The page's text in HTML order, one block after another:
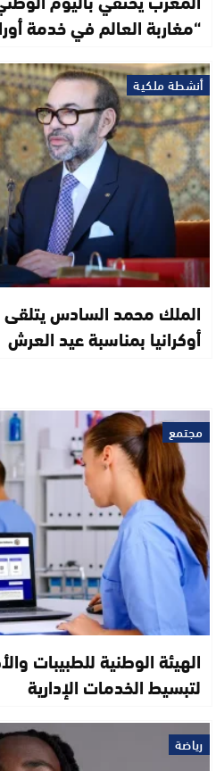
“مغاربة العالم في خدمة أوراش
أنشطة ملكية
الملك محمد السادس يتلقى
أوكرانيا بمناسبة عيد العرش
مجتمع
الهيئة الوطنية للطبيبات
لتبسيط الخدمات الإدارية
رياضة